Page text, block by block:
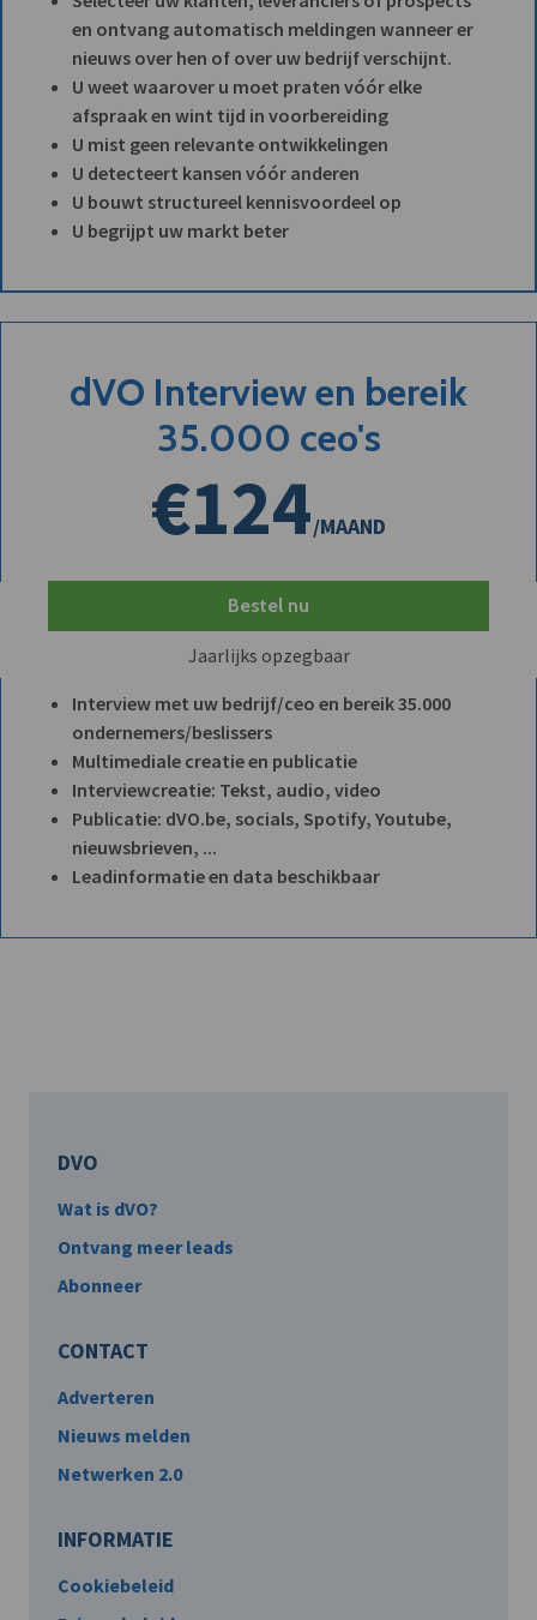
en ontvang automatisch meldingen wanneer er
nieuws over hen of over uw bedrijf verschijnt.
U weet waarover u moet praten vóór elke
afspraak en wint tijd in voorbereiding
U mist geen relevante ontwikkelingen
U detecteert kansen vóór anderen
U bouwt structureel kennisvoordeel op
U begrijpt uw markt beter
dVO Interview en bereik
35.000 ceo's
€124/MAAND
Bestel nu
Jaarlijks opzegbaar
Interview met uw bedrijf/ceo en bereik 35.000
ondernemers/beslissers
Multimediale creatie en publicatie
Interviewcreatie: Tekst, audio, video
Publicatie: dVO.be, socials, Spotify, Youtube,
nieuwsbrieven, ...
Leadinformatie en data beschikbaar
DVO
Wat is dVO?
Ontvang meer leads
Abonneer
CONTACT
Adverteren
Nieuws melden
Netwerken 2.0
INFORMATIE
Cookiebeleid